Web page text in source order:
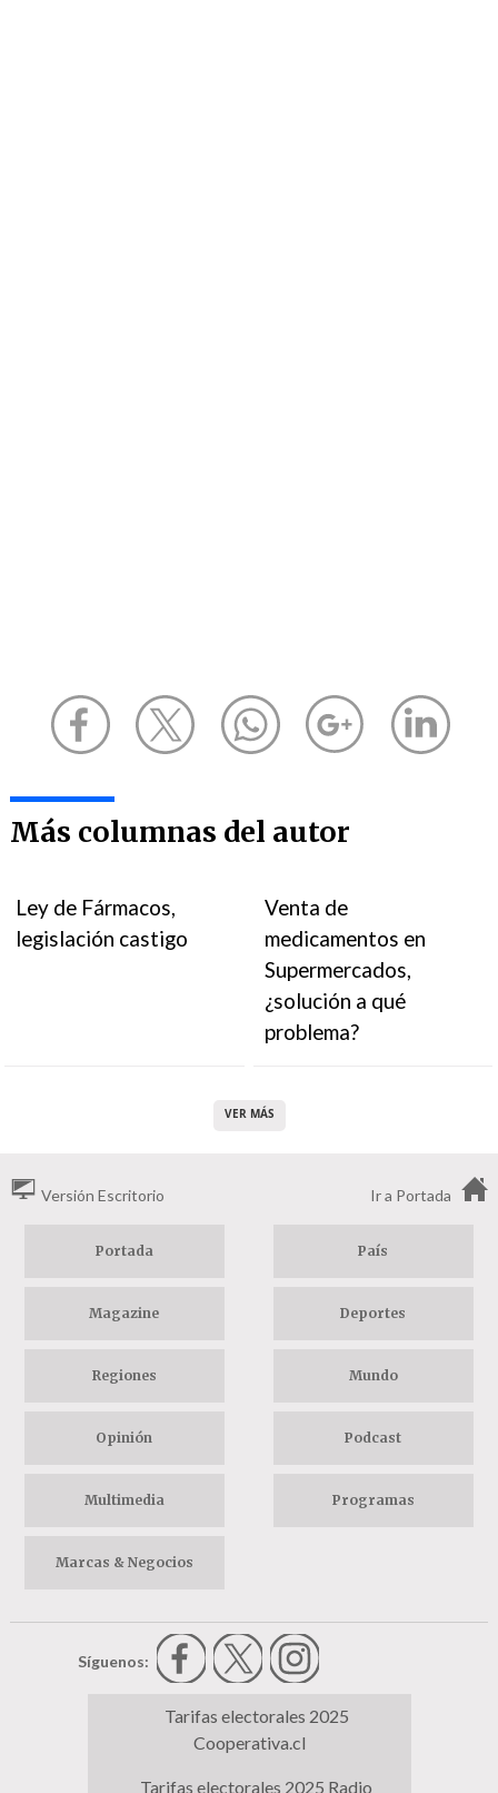
Más columnas del autor
Ley de Fármacos,
legislación castigo
Venta de
medicamentos en
Supermercados,
¿solución a qué
problema?
VER MÁS
Versión Escritorio Ir a Portada
Portada País
Magazine Deportes
Regiones Mundo
Opinión Podcast
Multimedia Programas
Marcas & Negocios
Síguenos:
Tarifas electorales 2025
Cooperativa.cl
Tarifas electorales 2025 Radio